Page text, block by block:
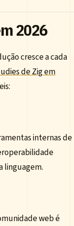
2026
cresce a cada
de Zig em
internas de
linguagem.
web é